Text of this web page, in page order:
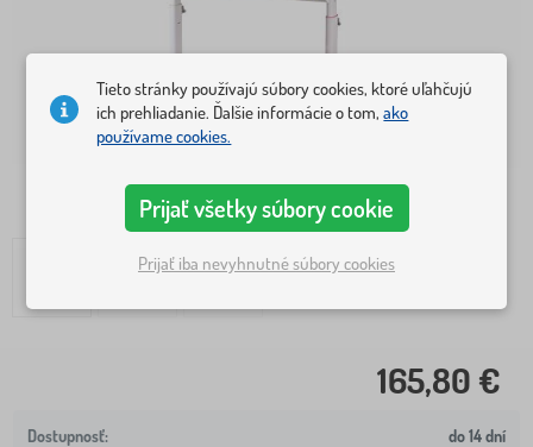
165,80 €
do 14 dní
Tieto stránky používajú súbory cookies, ktoré uľahčujú
ich prehliadanie. Ďalšie informácie o tom,ako
používame cookies.
Prijať všetky súbory cookie
Prijať iba nevyhnutné súbory cookies